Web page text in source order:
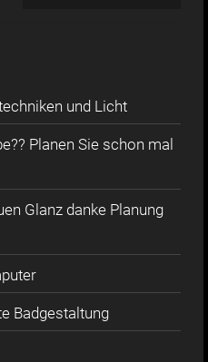
und Licht
Planen Sie schon mal
Glanz danke Planung
Badgestaltung